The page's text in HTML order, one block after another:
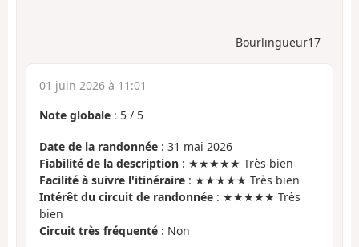
Bourlingueur17
01 juin 2026 à 11:01
Note globale : 5 / 5
Date de la randonnée : 31 mai 2026
Fiabilité de la description : ★★★★★ Très bien
Facilité à suivre l'itinéraire : ★★★★★ Très bien
Intérêt du circuit de randonnée : ★★★★★ Très
bien
Circuit très fréquenté : Non